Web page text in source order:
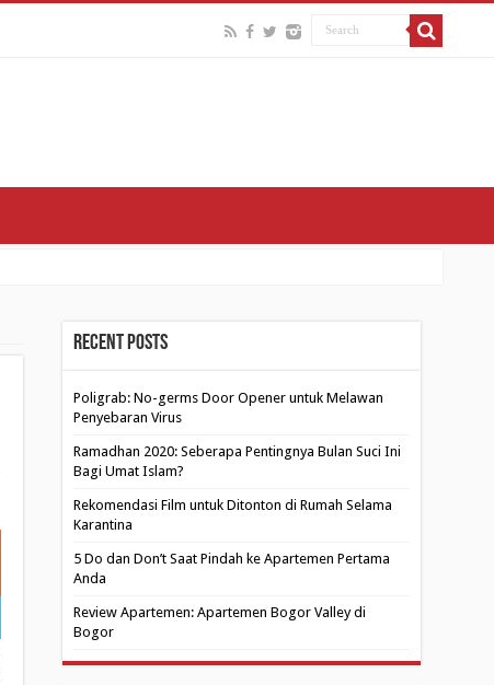
Recent Posts
Poligrab: No-germs Door Opener untuk Melawan
Penyebaran Virus
Ramadhan 2020: Seberapa Pentingnya Bulan Suci Ini
Bagi Umat Islam?
Rekomendasi Film untuk Ditonton di Rumah Selama
Karantina
5 Do dan Don’t Saat Pindah ke Apartemen Pertama
Anda
Review Apartemen: Apartemen Bogor Valley di
Bogor